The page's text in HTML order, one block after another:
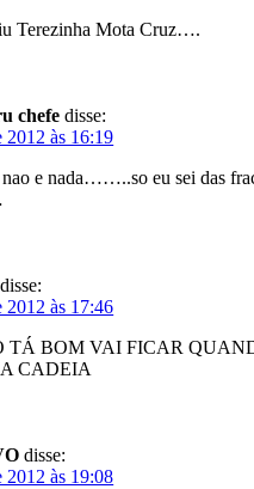
Terezinha Mota Cruz….
chefe disse:
2012 às 16:19
e nada……..so eu sei das
disse:
2012 às 17:46
TÁ BOM VAI FICAR
CADEIA
disse:
2012 às 19:08